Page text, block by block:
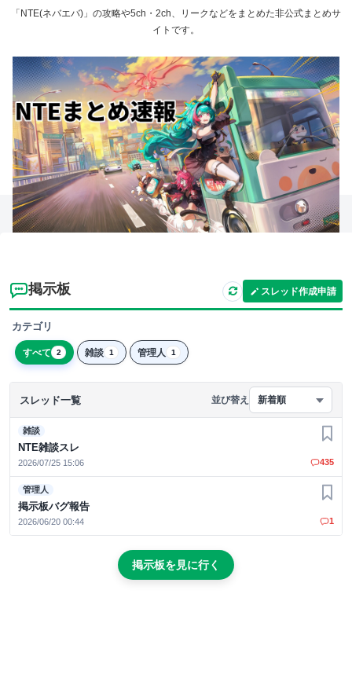
「NTE(ネバエバ)」の攻略や5ch・2ch、リークなどをまとめた非公式まとめサ
イトです。
掲示板 スレッド作成申請
カテゴリ
すべて 2 雑談 1 管理人 1
スレッド一覧 並び替え 新着順
雑談
NTE雑談スレ
2026/07/25 15:06
お気
435
管理人
掲示板バグ報告
2026/06/20 00:44
お気
1
掲示板を見に行く